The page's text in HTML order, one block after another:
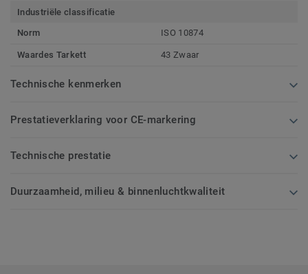
Industriële classificatie
Norm
ISO 10874
Waardes Tarkett 43 Zwaar
Technische kenmerken
Prestatieverklaring voor CE-markering
Technische prestatie
Duurzaamheid, milieu & binnenluchtkwaliteit